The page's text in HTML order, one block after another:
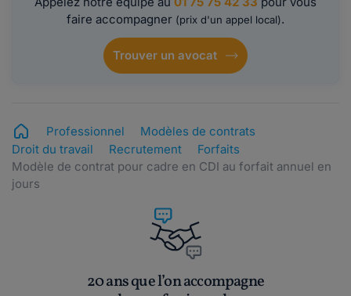
faire accompagner (prix d'un appel local).
Trouver un avocat
Professionnel
Modèles de contrats
Droit du travail
Recrutement
Forfaits
Modèle de contrat pour cadre en CDI au forfait annuel en
jours
20 ans que l’on accompagne